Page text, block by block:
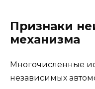
Признаки
механизма
Многочисленные
независимых